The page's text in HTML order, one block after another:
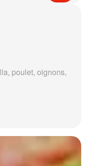
poulet, oignons,